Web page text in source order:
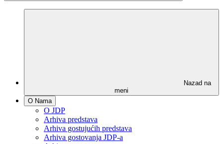
Nazad na
meni
O Nama
O JDP
Arhiva predstava
Arhiva gostujućih predstava
Arhiva gostovanja JDP-a